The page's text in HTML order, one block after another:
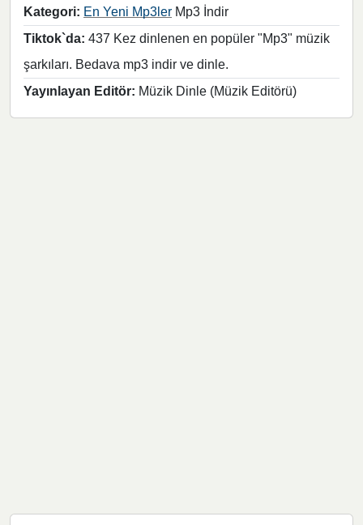
Kategori: En Yeni Mp3ler Mp3 İndir
Tiktok`da: 437 Kez dinlenen en popüler "Mp3" müzik
şarkıları. Bedava mp3 indir ve dinle.
Yayınlayan Editör: Müzik Dinle (Müzik Editörü)